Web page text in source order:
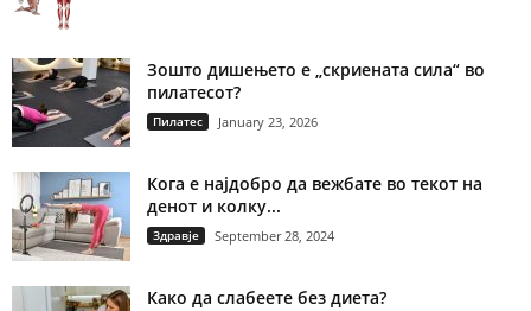
Зошто дишењето е „скриената сила“ во
пилатесот?
Пилатес January 23, 2026
Кога е најдобро да вежбате во текот на
денот и колку...
Здравје September 28, 2024
Како да слабеете без диета?